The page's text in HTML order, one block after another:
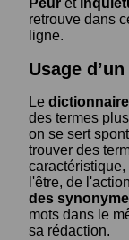
Peur et
retrouve dans
ligne.
Usage
Le
des termes
on se sert
trouver des
l'être, de
des
mots dans le
sa rédaction.